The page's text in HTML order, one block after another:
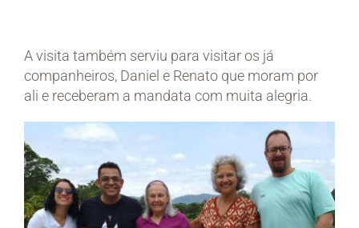
A visita também serviu para visitar os já
companheiros, Daniel e Renato que moram por
ali e receberam a mandata com muita alegria.